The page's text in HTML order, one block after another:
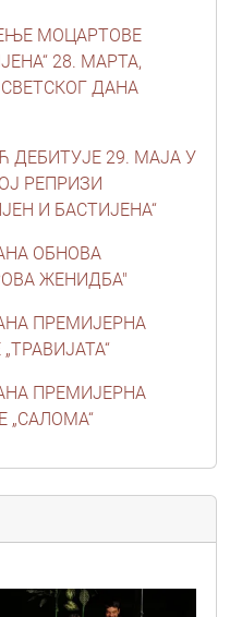
МОЦАРТОВЕ
28. МАРТА,
ДАНА
ДЕБИТУЈЕ 29. МАЈА У
РЕПРИЗИ
И БАСТИЈЕНА“
ОБНОВА
ЖЕНИДБА"
ПРЕМИЈЕРНА
ПРЕМИЈЕРНА
„САЛОМА“